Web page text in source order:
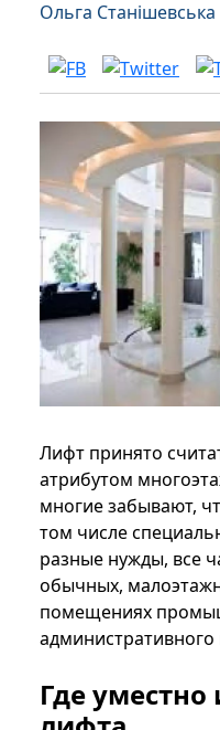
Ольга Станішевська
Лифт принято
атрибутом
многие забывают,
том числе
разные нужды, все
обычных,
помещениях
административного
Где